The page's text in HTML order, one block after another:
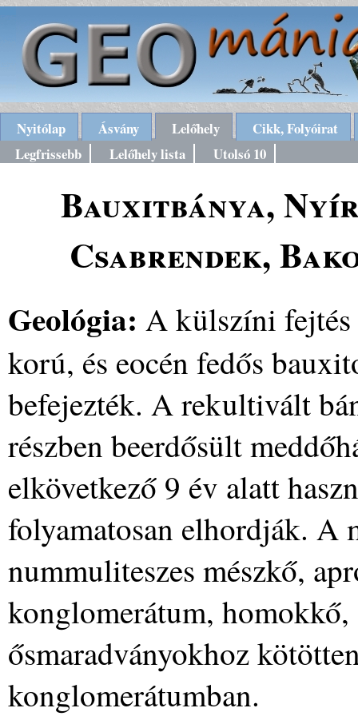
Nyitólap Ásvány Lelőhely
Cikk, Folyóirat
Legfrissebb
Lelőhely lista Utolsó 10
Bauxitbánya,
Csabrendek,
Geológia: A külszíni fejtés
korú, és eocén fedős
befejezték. A rekultivált
részben beerdősült
elkövetkező 9 év alatt
folyamatosan elhordják. A
nummuliteszes mészkő,
konglomerátum,
ősmaradványokhoz
konglomerátumban.